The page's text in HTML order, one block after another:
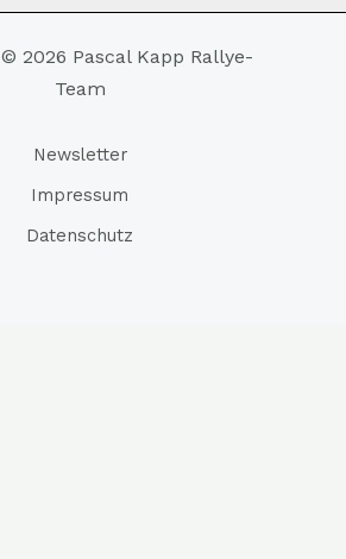
2026 Pascal Kapp Rallye-
Team
Newsletter
Impressum
Datenschutz